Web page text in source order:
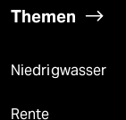
Themen
Niedrigwasser
Rente